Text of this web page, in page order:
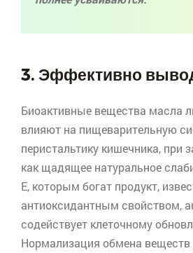
3. Эффективно
Биоактивные вещества масла
влияют на пищеварительную
перистальтику кишечника, при
как щадящее натуральное
Е, которым богат продукт,
антиоксидантным свойством,
содействует клеточному
Нормализация обмена веществ